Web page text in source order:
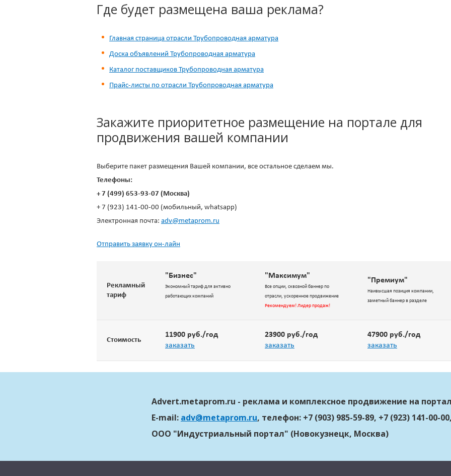
Где будет размещена ваша реклама?
Главная страница отрасли Трубопроводная арматура
Доска объявлений Трубопроводная арматура
Каталог поставщиков Трубопроводная арматура
Прайс-листы по отрасли Трубопроводная арматура
Закажите приоритетное размещение на портале для
продвижения вашей компании
Выберите пакет размещения Вашей компании, все остальное сделаем мы.
Телефоны:
+ 7 (499) 653-93-07 (Москва)
+ 7 (923) 141-00-00 (мобильный, whatsapp)
Электронная почта: adv@metaprom.ru
Отправить заявку он-лайн
Рекламный
тариф
"Бизнес"
Экономный тариф для активно
работающих компаний
"Максимум"
Все опции, сквозной баннер по
отрасли, ускоренное продвижение
Рекомендуем! Лидер продаж!
"Премиум"
Наивысшая позиция компании,
заметный баннер в разделе
Стоимость
11900 руб./год
заказать
23900 руб./год
заказать
47900 руб./год
заказать
Advert.metaprom.ru - реклама и комплексное продвижение на
E-mail: adv@metaprom.ru, телефон: +7 (903) 985-59-89, +7 (923) 141-00-
ООО "Индустриальный портал" (Новокузнецк, Москва)